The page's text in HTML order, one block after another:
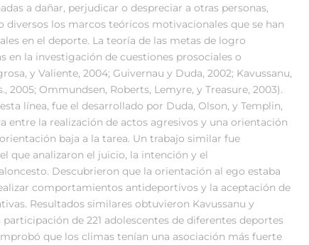
a dañar, perjudicar o despreciar a otras personas,
diversos los marcos teóricos motivacionales que se han
en el deporte. La teoría de las metas de logro
en la investigación de cuestiones prosociales o
y Valiente, 2004; Guivernau y Duda, 2002; Kavussanu,
2005; Ommundsen, Roberts, Lemyre, y Treasure, 2003).
línea, fue el desarrollado por Duda, Olson, y Templin,
entre la realización de actos agresivos y una orientación
baja a la tarea. Un trabajo similar fue
que analizaron el juicio, la intención y el
Descubrieron que la orientación al ego estaba
comportamientos antideportivos y la aceptación de
Resultados similares obtuvieron Kavussanu y
de 221 adolescentes de diferentes deportes
que los climas tenían una asociación más fuerte